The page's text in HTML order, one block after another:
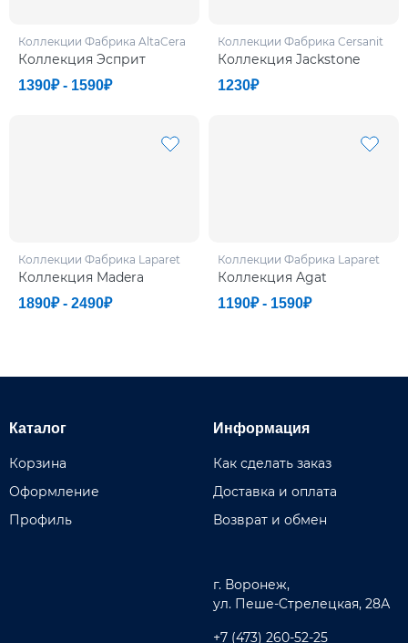
Коллекции Фабрикa AltaCera
Коллекция Эсприт
1390₽ - 1590₽
Коллекции Фабрикa Cersanit
Коллекция Jackstone
1230₽
Коллекции Фабрикa Laparet
Коллекция Madera
1890₽ - 2490₽
Коллекции Фабрикa Laparet
Коллекция Agat
1190₽ - 1590₽
г. Воронеж,
ул. Пеше-Cтрелецкая, 28А
+7 (473) 260-52-25
Каталог
Корзина
Оформление
Профиль
Информация
Как сделать заказ
Доставка и оплата
Возврат и обмен